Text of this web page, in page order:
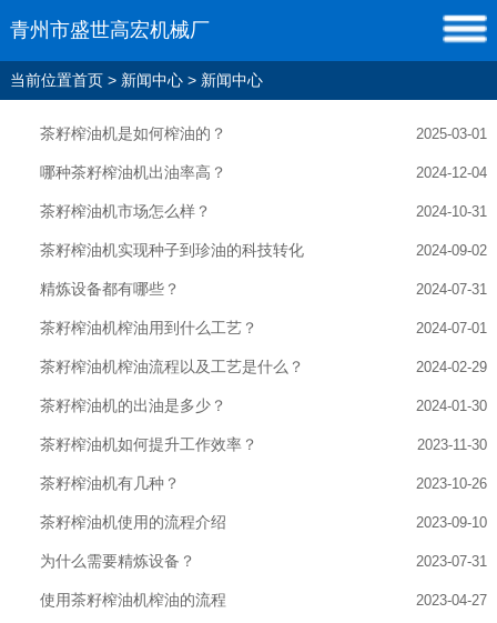
青州市盛世高宏机械厂
当前位置首页> 新闻中心> 新闻中心
2025-03-01
茶籽榨油机是如何榨油的？
2024-12-04
哪种茶籽榨油机出油率高？
2024-10-31
茶籽榨油机市场怎么样？
2024-09-02
茶籽榨油机实现种子到珍油的科技转化
2024-07-31
精炼设备都有哪些？
2024-07-01
茶籽榨油机榨油用到什么工艺？
2024-02-29
茶籽榨油机榨油流程以及工艺是什么？
2024-01-30
茶籽榨油机的出油是多少？
2023-11-30
茶籽榨油机如何提升工作效率？
2023-10-26
茶籽榨油机有几种？
2023-09-10
茶籽榨油机使用的流程介绍
2023-07-31
为什么需要精炼设备？
2023-04-27
使用茶籽榨油机榨油的流程